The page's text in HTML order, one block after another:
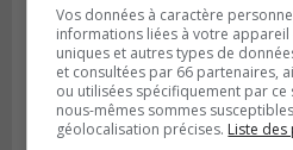
GREENFIELD PARK
Publié le 31 juillet 2026 à 16h45
Des firmes de
aux méga-travaux de
Le Moyne
Vos données à caractère
informations liées à votre
uniques et autres types de
et consultées par 66 partenaires,
ou utilisées spécifiquement par
nous-mêmes sommes
géolocalisation précises. Liste des